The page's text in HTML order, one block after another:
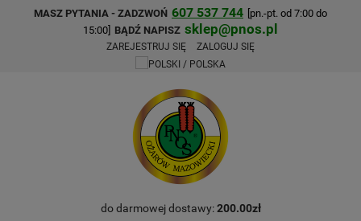
MASZ PYTANIA - ZADZWOŃ 607 537 744 [pn.-pt. od 7:00 do
15:00] BĄDŹ NAPISZ sklep@pnos.pl
ZAREJESTRUJ SIĘ ZALOGUJ SIĘ
do darmowej dostawy:200.00zł